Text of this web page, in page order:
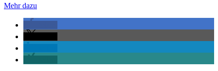
Mehr dazu